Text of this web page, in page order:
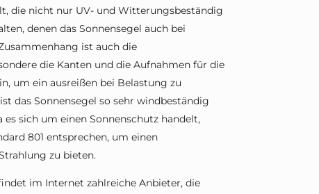
die nicht nur UV- und Witterungsbeständig
denen das Sonnensegel auch bei
ist auch die
die Kanten und die Aufnahmen für die
um ein ausreißen bei Belastung zu
das Sonnensegel so sehr windbeständig
sich um einen Sonnenschutz handelt,
801 entsprechen, um einen
zu bieten.
im Internet zahlreiche Anbieter, die